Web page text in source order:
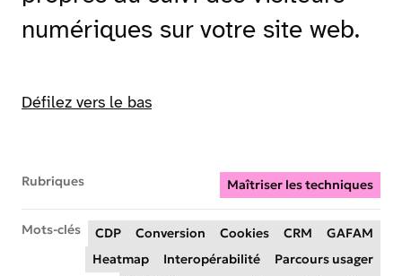
numériques sur votre site web.
Défilez vers le bas
Rubriques Maîtriser les techniques
Mots-clés CDP Conversion Cookies CRM
GAFAM
Heatmap
Interopérabilité
Parcours usager